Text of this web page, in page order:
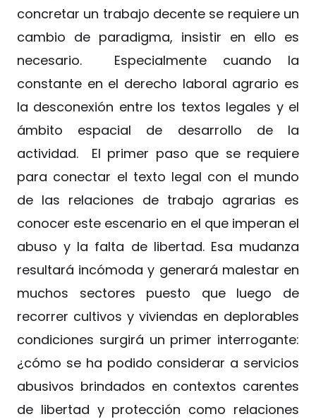
concretar un trabajo decente se requiere un
cambio de paradigma, insistir en ello es
necesario. Especialmente cuando la
constante en el derecho laboral agrario es
la desconexión entre los textos legales y el
ámbito espacial de desarrollo de la
actividad. El primer paso que se requiere
para conectar el texto legal con el mundo
de las relaciones de trabajo agrarias es
conocer este escenario en el que imperan el
abuso y la falta de libertad. Esa mudanza
resultará incómoda y generará malestar en
muchos sectores puesto que luego de
recorrer cultivos y viviendas en deplorables
condiciones surgirá un primer interrogante:
¿cómo se ha podido considerar a servicios
abusivos brindados en contextos carentes
de libertad y protección como relaciones